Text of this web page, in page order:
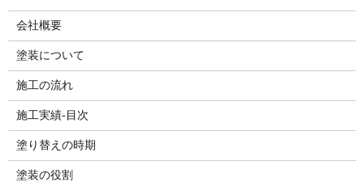
会社概要
塗装について
施工の流れ
施工実績-目次
塗り替えの時期
塗装の役割